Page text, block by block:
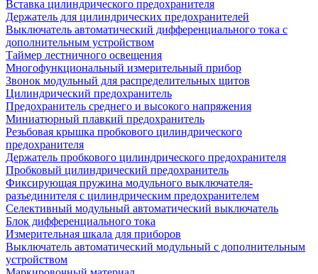
Вставка цилиндрического предохранителя
Держатель для цилиндрических предохранителей
Выключатель автоматический дифференциального тока с
дополнительным устройством
Таймер лестничного освещения
Многофункциональный измерительный прибор
Звонок модульный для распределительных щитов
Цилиндрический предохранитель
Предохранитель среднего и высокого напряжения
Миниатюрный плавкий предохранитель
Резьбовая крышка пробкового цилиндрического
предохранителя
Держатель пробкового цилиндрического предохранителя
Пробковый цилиндрический предохранитель
Фиксирующая пружина модульного выключателя-
разъединителя с цилиндрическим предохранителем
Селективный модульный автоматический выключатель
Блок дифференциального тока
Измерительная шкала для приборов
Выключатель автоматический модульный с дополнительным
устройством